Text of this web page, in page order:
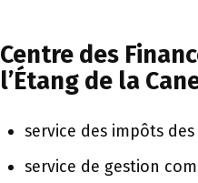
Centre des
l’Étang de la
service des impôts
service de gestion